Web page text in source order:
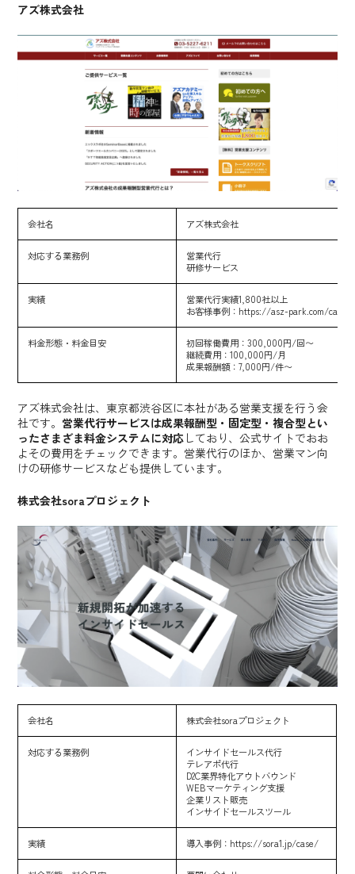
アズ株式会社
会社名 アズ株式会社
対応する業務例
営業代行
研修サービス
実績
営業代行実績1,800社以上
お客様事例： https://asz-park.com/case/
料金形態・料金目安
初回稼働費用：300,000円/回〜
継続費用：100,000円/月
成果報酬額：7,000円/件〜
アズ株式会社は、東京都渋谷区に本社がある営業支援を行う会
社です。 営業代行サービスは成果報酬型・固定型・複合型とい
ったさまざま料金システムに対応 しており、公式サイトでおお
よその費用をチェックできます。営業代行のほか、営業マン向
けの研修サービスなども提供しています。
株式会社soraプロジェクト
会社名 株式会社soraプロジェクト
対応する業務例
インサイドセールス代行
テレアポ代行
D2C業界特化アウトバウンド
WEBマーケティング支援
企業リスト販売
インサイドセールスツール
実績 導入事例： https://sora1.jp/case/